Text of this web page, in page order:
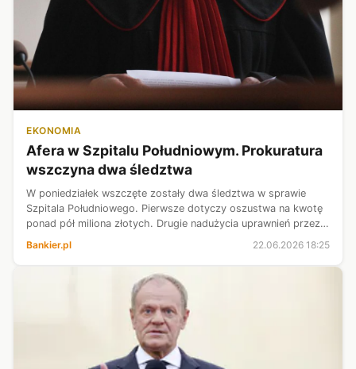
EKONOMIA
Afera w Szpitalu Południowym. Prokuratura
wszczyna dwa śledztwa
W poniedziałek wszczęte zostały dwa śledztwa w sprawie
Szpitala Południowego. Pierwsze dotyczy oszustwa na kwotę
ponad pół miliona złotych. Drugie nadużycia uprawnień przez
rzecznik Prokuratur...
Bankier.pl 22.06.2026 18:25